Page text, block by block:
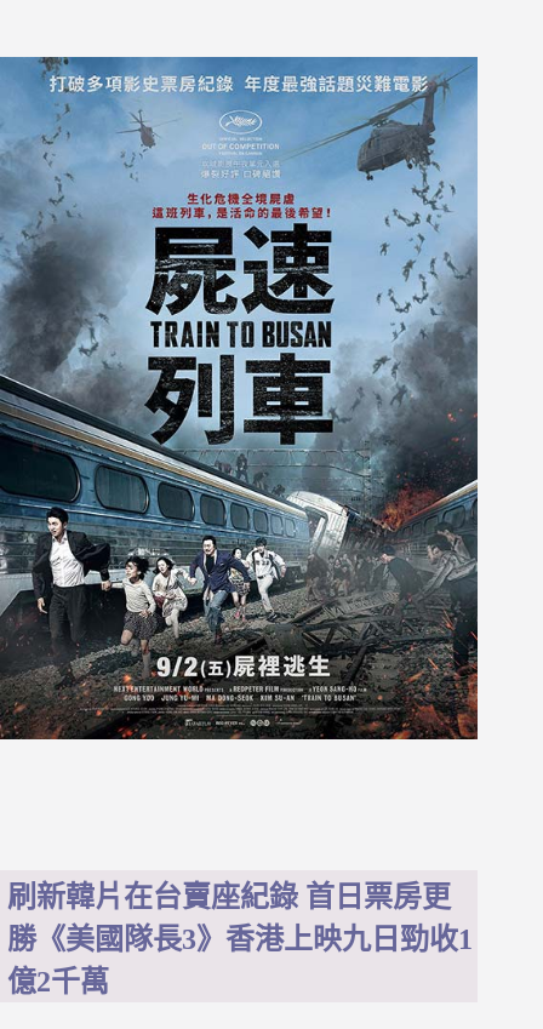
刷新韓片在台賣座紀錄 首日票房更
勝《美國隊長3》香港上映九日勁收1
億2千萬